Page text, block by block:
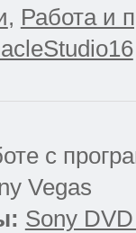
, Работа и
с
Vegas
Sony